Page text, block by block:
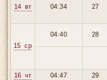
14 вт 04:34 27
15 ср
04:40 28
16 чт
04:47 29